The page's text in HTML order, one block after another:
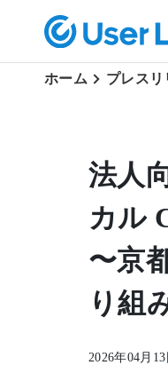
ホーム プレスリ
法人
カル
〜京
り組
2026年04月13